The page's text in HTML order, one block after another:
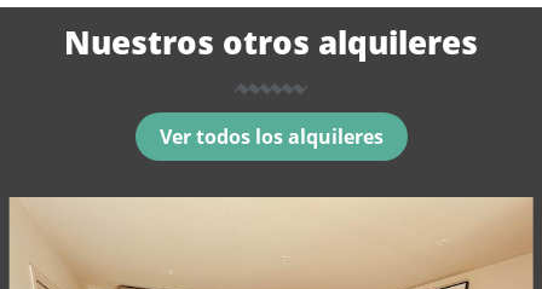
Nuestros otros alquileres
Ver todos los alquileres